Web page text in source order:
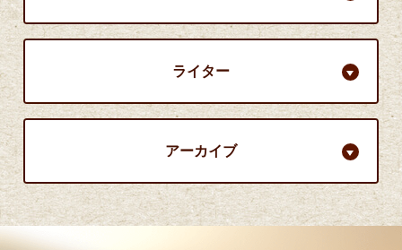
ライター
アーカイブ